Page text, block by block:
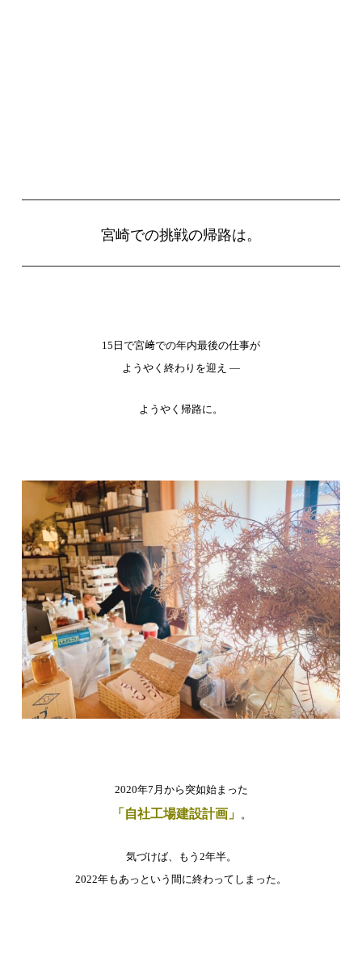
宮崎での挑戦の帰路は。
15日で宮﨑での年内最後の仕事が
ようやく終わりを迎え —
ようやく帰路に。
2020年7月から突如始まった
「自社工場建設計画」 。
気づけば、もう2年半。
2022年もあっという間に終わってしまった。